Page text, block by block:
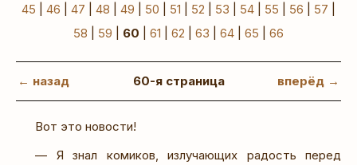
45
46 47 48 49 50 51 52 53 54 55 56 57
58
59 60 61 62 63 64 65 66
← назад 60-я страница вперёд →
Вот это новости!
— Я знал комиков, излучающих радость перед